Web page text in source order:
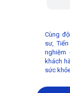
Cùng
sư,
nghiệm
khách
sức